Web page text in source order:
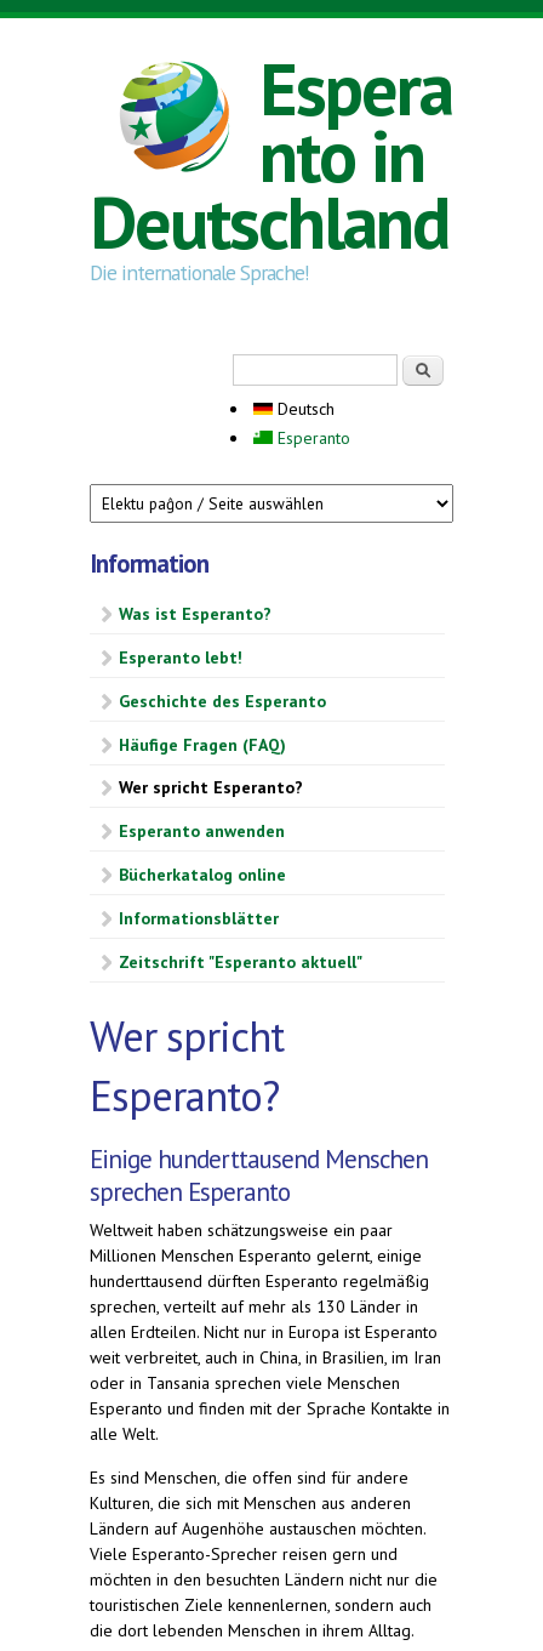
Direkt zum Inhalt
Espera
nto in
Deutschland
Die internationale Sprache!
Deutsch
Esperanto
Information
Was ist Esperanto?
Esperanto lebt!
Geschichte des Esperanto
Häufige Fragen (FAQ)
Wer spricht Esperanto?
Esperanto anwenden
Bücherkatalog online
Informationsblätter
Zeitschrift "Esperanto aktuell"
Wer spricht
Esperanto?
Einige hunderttausend Menschen
sprechen Esperanto
Weltweit haben schätzungsweise ein paar
Millionen Menschen Esperanto gelernt, einige
hunderttausend dürften Esperanto regelmäßig
sprechen, verteilt auf mehr als 130 Länder in
allen Erdteilen. Nicht nur in Europa ist Esperanto
weit verbreitet, auch in China, in Brasilien, im Iran
oder in Tansania sprechen viele Menschen
Esperanto und finden mit der Sprache Kontakte in
alle Welt.
Es sind Menschen, die offen sind für andere
Kulturen, die sich mit Menschen aus anderen
Ländern auf Augenhöhe austauschen möchten.
Viele Esperanto-Sprecher reisen gern und
möchten in den besuchten Ländern nicht nur die
touristischen Ziele kennenlernen, sondern auch
die dort lebenden Menschen in ihrem Alltag.